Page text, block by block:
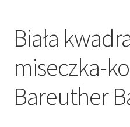
Biała
miseczka-
Bareuther